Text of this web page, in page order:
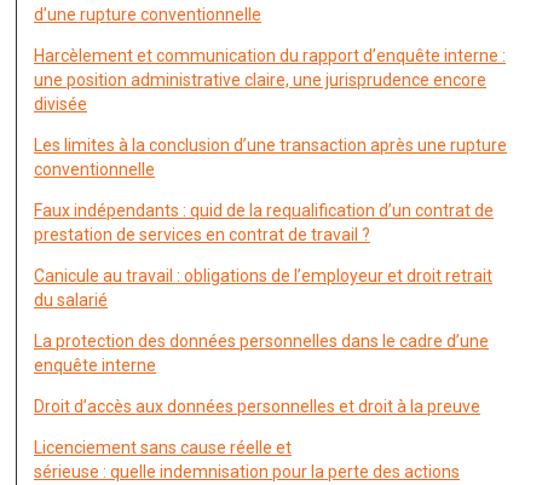
d’une rupture conventionnelle
Harcèlement et communication du rapport d’enquête interne :
une position administrative claire, une jurisprudence encore
divisée
Les limites à la conclusion d’une transaction après une rupture
conventionnelle
Faux indépendants : quid de la requalification d’un contrat de
prestation de services en contrat de travail ?
Canicule au travail : obligations de l’employeur et droit retrait
du salarié
La protection des données personnelles dans le cadre d’une
enquête interne
Droit d’accès aux données personnelles et droit à la preuve
Licenciement sans cause réelle et
sérieuse : quelle indemnisation pour la perte des actions